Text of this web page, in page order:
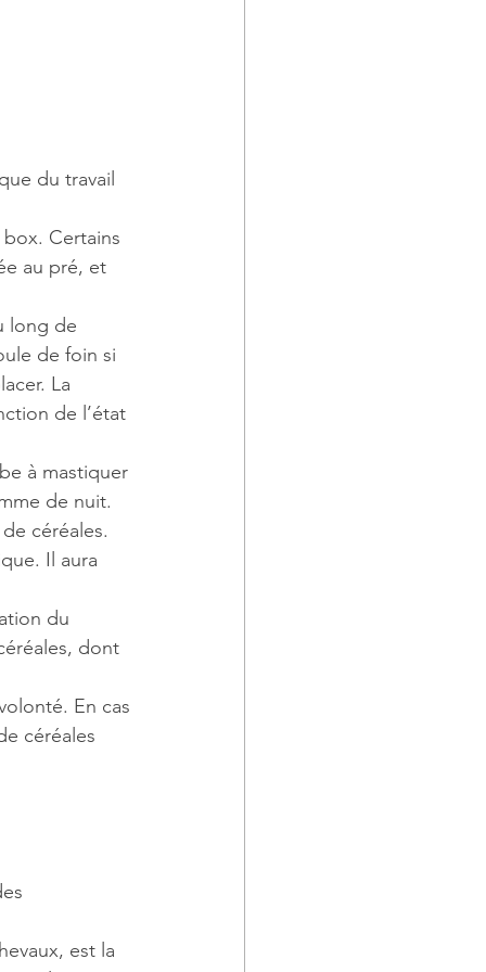
du travail
Certains
au pré, et
long de
de foin si
La
de l’état
à mastiquer
de nuit.
céréales.
Il aura
du
dont
En cas
céréales
est la